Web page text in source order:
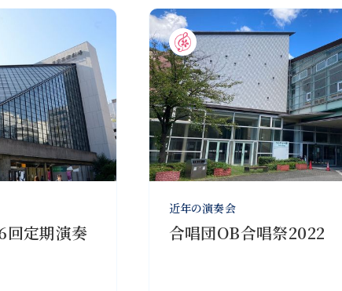
回定期演奏
近年の演奏会
合唱団OB合唱祭2022